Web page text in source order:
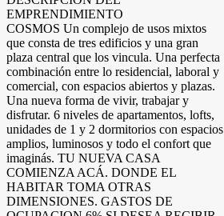
EMPRENDIMIENTO
COSMOS Un complejo de usos mixtos
que consta de tres edificios y una gran
plaza central que los vincula. Una perfecta
combinación entre lo residencial, laboral y
comercial, con espacios abiertos y plazas.
Una nueva forma de vivir, trabajar y
disfrutar. 6 niveles de apartamentos, lofts,
unidades de 1 y 2 dormitorios con espacios
amplios, luminosos y todo el confort que
imaginás. TU NUEVA CASA
COMIENZA ACÁ. DONDE EL
HABITAR TOMA OTRAS
DIMENSIONES. GASTOS DE